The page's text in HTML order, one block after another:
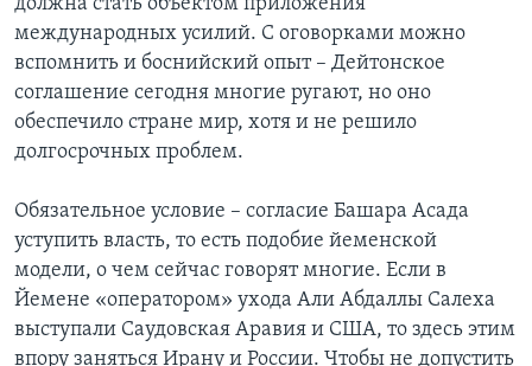
должна стать объектом приложения
международных усилий. С оговорками можно
вспомнить и боснийский опыт – Дейтонское
соглашение сегодня многие ругают, но оно
обеспечило стране мир, хотя и не решило
долгосрочных проблем.
Обязательное условие – согласие Башара Асада
уступить власть, то есть подобие йеменской
модели, о чем сейчас говорят многие. Если в
Йемене «оператором» ухода Али Абдаллы Салеха
выступали Саудовская Аравия и США, то здесь этим
впору заняться Ирану и России. Чтобы не допустить